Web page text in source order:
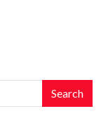
Search